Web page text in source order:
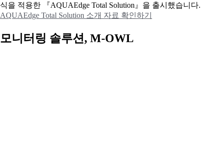
식을 적용한 『AQUAEdge Total Solution』을 출시했습니다.
AQUAEdge Total Solution 소개 자료 확인하기
모니터링 솔루션, M-OWL